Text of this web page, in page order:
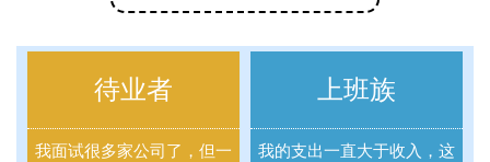
待业者
我面试很多家公司了，但一
上班族
我的支出一直大于收入，这